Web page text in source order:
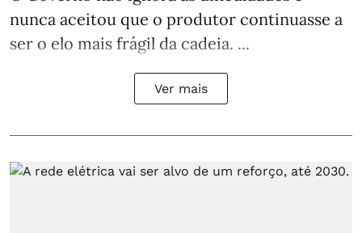
nunca aceitou que o produtor continuasse a
ser o elo mais frágil da cadeia. ...
Ver mais